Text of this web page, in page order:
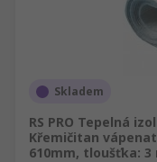
Skladem
RS PRO Tepelná
Křemičitan
610mm, tloušťka: 3